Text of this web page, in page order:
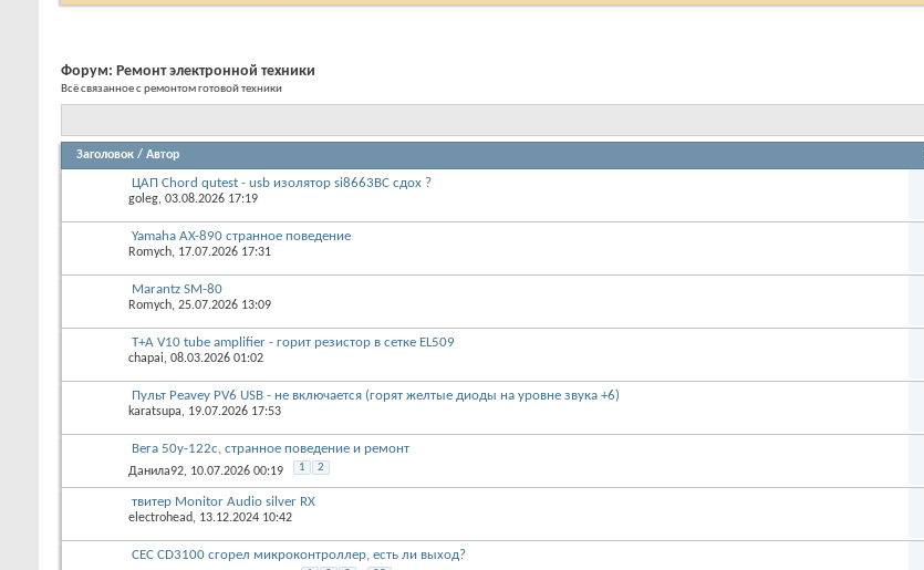
Форум:Ремонт электронной техники
Всё связанное с ремонтом готовой техники
Заголовок/Автор
ЦАП Chord qutest - usb изолятор si8663BC сдох ?
goleg, 03.08.2026 17:19
Yamaha AX-890 странное поведение
Romych, 17.07.2026 17:31
Marantz SM-80
Romych, 25.07.2026 13:09
T+A V10 tube amplifier - горит резистор в сетке EL509
chapai, 08.03.2026 01:02
Пульт Peavey PV6 USB - не включается (горят желтые диоды на уровне звука +6)
karatsupa, 19.07.2026 17:53
Вега 50у-122с, странное поведение и ремонт
Данила92 , 10.07.2026 00:19 1 2
твитер Monitor Audio silver RX
electrohead, 13.12.2024 10:42